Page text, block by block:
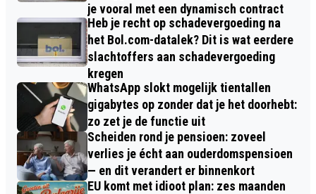
je vooral met een dynamisch contract
Heb je recht op schadevergoeding na
het Bol.com-datalek? Dit is wat eerdere
slachtoffers aan schadevergoeding
kregen
WhatsApp slokt mogelijk tientallen
gigabytes op zonder dat je het doorhebt:
zo zet je de functie uit
Scheiden rond je pensioen: zoveel
verlies je écht aan ouderdomspensioen
— en dit verandert er binnenkort
EU komt met idioot plan: zes maanden